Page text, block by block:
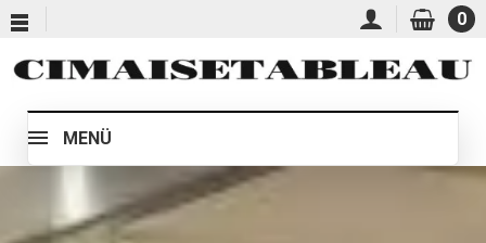
0
MENÜ